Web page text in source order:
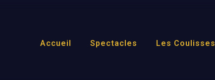
Accueil Spectacles Les Coulisses